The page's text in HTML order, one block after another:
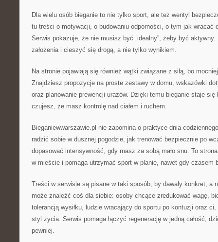
Dla wielu osób bieganie to nie tylko sport, ale też wentyl
tu treści o motywacji, o budowaniu odporności, o tym jak wracać
Serwis pokazuje, że nie musisz być „idealny”, żeby być
założenia i cieszyć się drogą, a nie tylko wynikiem.
Na stronie pojawiają się również wątki związane z siłą, bo
Znajdziesz propozycje na proste zestawy w domu, wskazówki
oraz planowanie prewencji urazów. Dzięki temu bieganie staje
czujesz, że masz kontrolę nad ciałem i ruchem.
Bieganiewwarszawie.pl nie zapomina o praktyce dnia
radzić sobie w dusznej pogodzie, jak trenować bezpiecznie po
dopasować intensywność, gdy masz za sobą mało snu. To
w mieście i pomaga utrzymać sport w planie, nawet gdy czasem
Treści w serwisie są pisane w taki sposób, by dawały konkret, a
może znaleźć coś dla siebie: osoby chcące zredukować wagę,
tolerancją wysiłku, ludzie wracający do sportu po kontuzji oraz
styl życia. Serwis pomaga łączyć regenerację w jedną całość,
pewniej.